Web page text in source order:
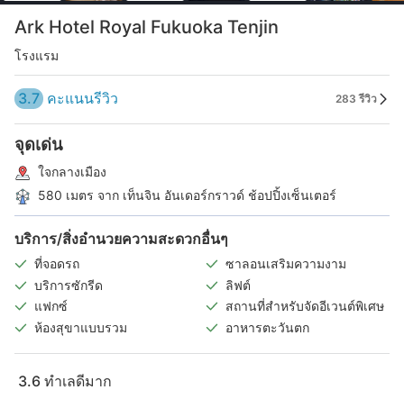
Ark Hotel Royal Fukuoka Tenjin
โรงแรม
3.7 คะแนนรีวิว 283 รีวิว
จุดเด่น
ใจกลางเมือง
580 เมตร จาก เท็นจิน อันเดอร์กราวด์ ช้อปปิ้งเซ็นเตอร์
บริการ/สิ่งอำนวยความสะดวกอื่นๆ
ที่จอดรถ
ซาลอนเสริมความงาม
บริการซักรีด
ลิฟต์
แฟกซ์
สถานที่สำหรับจัดอีเวนต์พิเศษ
ห้องสุขาแบบรวม
อาหารตะวันตก
3.6 ทำเลดีมาก